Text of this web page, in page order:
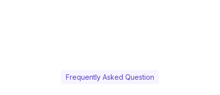
Frequently Asked Question